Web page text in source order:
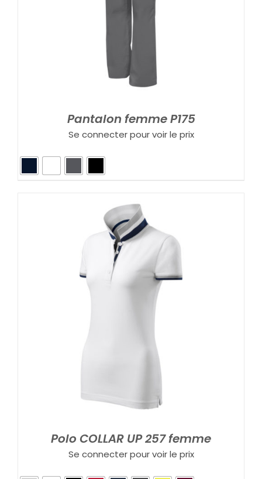
Pantalon femme P175
Se connecter pour voir le prix
Polo COLLAR UP 257 femme
Se connecter pour voir le prix